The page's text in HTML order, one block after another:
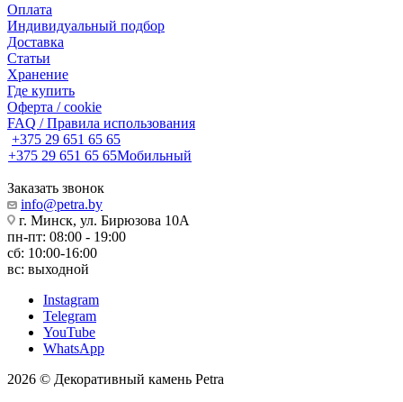
Оплата
Индивидуальный подбор
Доставка
Статьи
Хранение
Где купить
Оферта / cookie
FAQ / Правила использования
+375 29 651 65 65
+375 29 651 65 65Мобильный
Заказать звонок
info@petra.by
г. Минск, ул. Бирюзова 10А
пн-пт: 08:00 - 19:00
сб: 10:00-16:00
вс: выходной
Instagram
Telegram
YouTube
WhatsApp
2026 © Декоративный камень Petra